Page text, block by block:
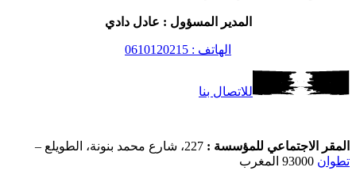
المدير المسؤول : عادل دادي
الهاتف : 0610120215
للاتصال بنا
المقر الاجتماعي للمؤسسة : 227، شارع محمد بنونة، الطويلع –
تطوان